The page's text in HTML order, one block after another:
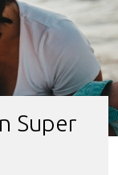
Super